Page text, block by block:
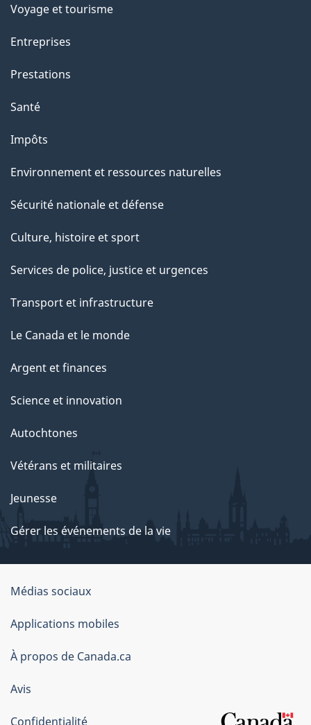
a
g
"
Voyage et tourisme
Entreprises
Prestations
Santé
Impôts
Environnement et ressources naturelles
Sécurité nationale et défense
Culture, histoire et sport
Services de police, justice et urgences
Transport et infrastructure
Le Canada et le monde
Argent et finances
Science et innovation
Autochtones
Vétérans et militaires
Jeunesse
Gérer les événements de la vie
Organisation
du
gouvernement
du
Canada
Médias sociaux
Applications mobiles
À propos de Canada.ca
Avis
Confidentialité